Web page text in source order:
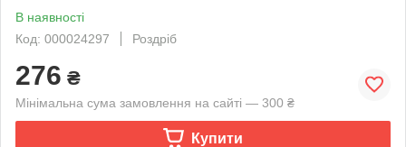
В наявності
Код: 000024297
Роздріб
276 ₴
Мінімальна сума замовлення на сайті — 300 ₴
Купити